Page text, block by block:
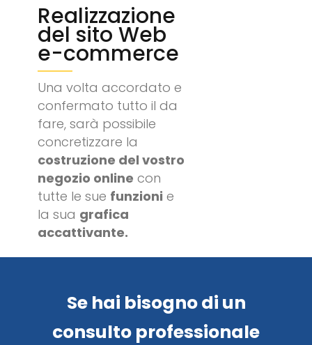
Realizzazione
del sito Web
e-commerce
Una volta accordato e
confermato tutto il da
fare, sarà possibile
concretizzare la
costruzione del vostro
negozio online con
tutte le sue funzioni e
la sua grafica
accattivante.
Se hai bisogno di un
consulto professionale